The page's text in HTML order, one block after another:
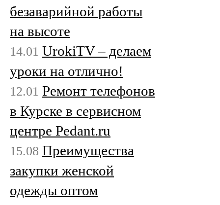
безаварийной работы
на высоте
14.01 UrokiTV – делаем
уроки на отлично!
12.01 Ремонт телефонов
в Курске в сервисном
центре Pedant.ru
15.08 Преимущества
закупки женской
одежды оптом